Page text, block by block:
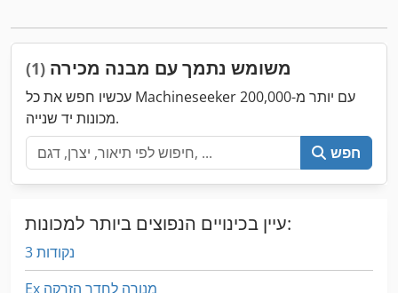
משומש נתמך עם מבנה מכירה (1)
עכשיו חפש את כל Machineseeker עם יותר מ-200,000
מכונות יד שנייה.
חפש
עיין בכינויים הנפוצים ביותר למכונות:
3 נקודות
Ex מנורה לחדר הזרקה